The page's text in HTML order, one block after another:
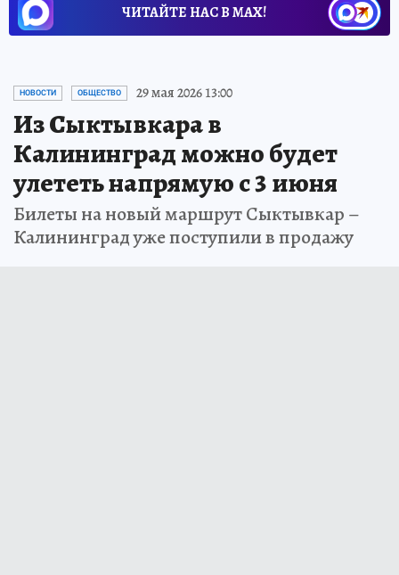
ЧИТАЙТЕ НАС В МАХ!
НОВОСТИ ОБЩЕСТВО 29 мая 2026 13:00
Из Сыктывкара в
Калининград можно будет
улететь напрямую с 3 июня
Билеты на новый маршрут Сыктывкар –
Калининград уже поступили в продажу